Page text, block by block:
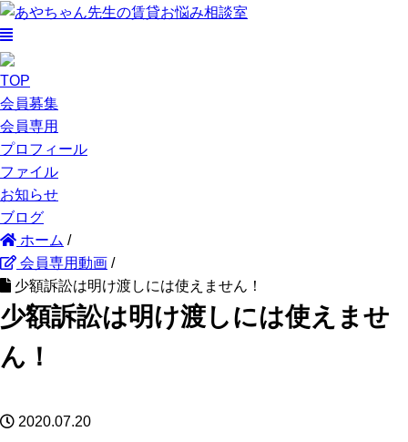
TOP
会員募集
会員専用
プロフィール
ファイル
お知らせ
ブログ
ホーム /
会員専用動画 /
少額訴訟は明け渡しには使えません！
少額訴訟は明け渡しには使えませ
ん！
2020.07.20